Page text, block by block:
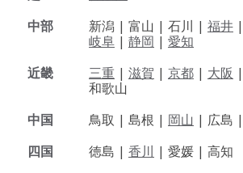
中部
新潟 | 富山 | 石川 | 福井 |
岐阜 | 静岡 | 愛知
近畿
三重 | 滋賀 | 京都 | 大阪 |
和歌山
中国
鳥取 | 島根 | 岡山 | 広島 |
四国
徳島 | 香川 | 愛媛 | 高知